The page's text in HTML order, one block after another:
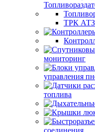
ТРК АТЗ
мониторинг
управления
топлива
соединения